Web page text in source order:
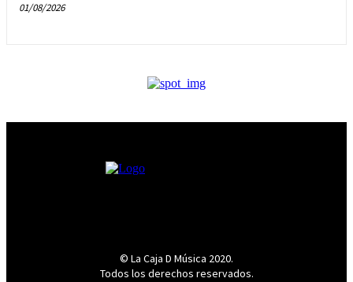
01/08/2026
© La Caja D Música 2020.
Todos los derechos reservados.